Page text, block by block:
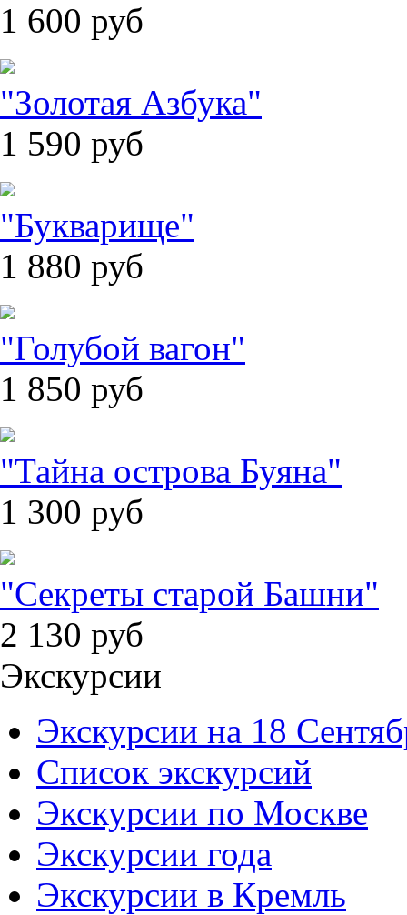
1 600 руб
"Золотая Азбука"
1 590 руб
"Букварище"
1 880 руб
"Голубой вагон"
1 850 руб
"Тайна острова Буяна"
1 300 руб
"Секреты старой Башни"
2 130 руб
Экскурсии
Экскурсии на 18
Список экскурсий
Экскурсии по Москве
Экскурсии года
Экскурсии в Кремль